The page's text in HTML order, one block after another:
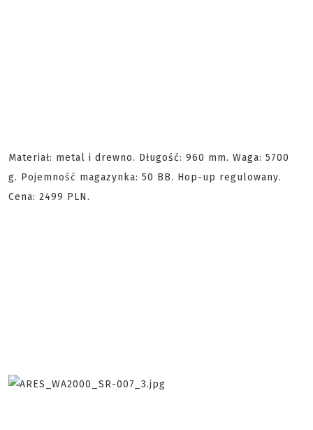
Materiał: metal i drewno. Długość: 960 mm. Waga: 5700
g. Pojemność magazynka: 50 BB. Hop-up regulowany.
Cena: 2499 PLN.